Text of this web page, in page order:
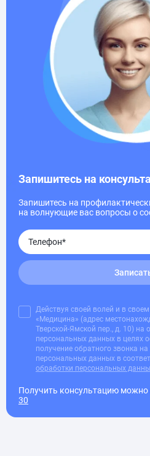
Запишитесь на
Запишитесь на
на волнующие вас вопросы о
Действуя своей волей и в
«Медицина» (адрес
Тверской-Ямской пер., д. 10) на
персональных данных в целях
получение обратного звонка на
персональных данных в
обработки персональных
Получить консультацию можно
30